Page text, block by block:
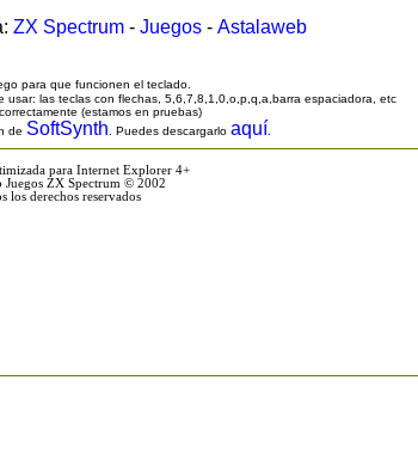
ZX Spectrum - Juegos - Astalaweb
para que funcionen el teclado.
las teclas con flechas, 5,6,7,8,1,0,o,p,q,a,barra espaciadora, etc
(estamos en pruebas)
de SoftSynth . Puedes descargarlo aquí
para Internet Explorer 4+
Juegos ZX Spectrum © 2002
los derechos reservados